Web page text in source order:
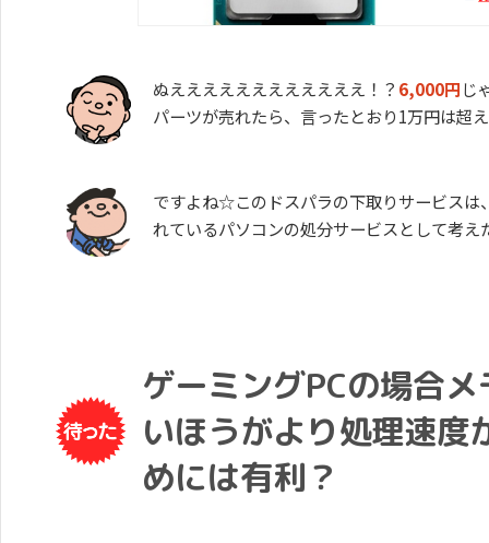
ぬええええええええええええ！？ 6,000円じ
パーツが売れたら、言ったとおり1万円は超
ですよね☆このドスパラの下取りサービスは
れているパソコンの処分サービスとして考え
ゲーミングPCの場合
いほうがより処理速度
めには有利？